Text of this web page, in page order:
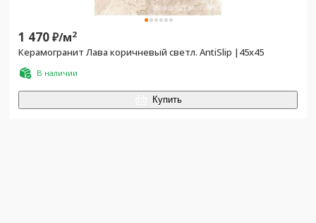
1 470₽/м2
Керамогранит Лава коричневый светл. AntiSlip |45х45
В наличии
Купить